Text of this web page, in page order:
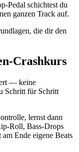
Pedal schichtest du
ganzen Track auf.
die dir den
Crashkurs
— keine
Schritt für Schritt
lernst dann
Roll, Bass-Drops
Ende eigene Beats